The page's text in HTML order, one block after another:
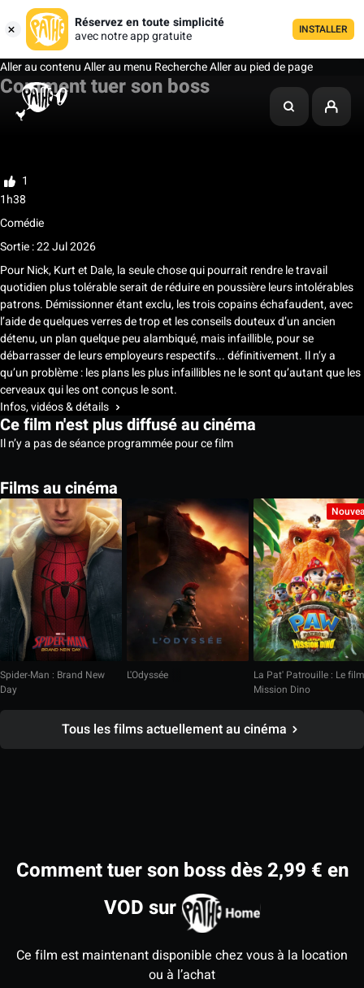
Réservez en toute simplicité
avec notre app gratuite
INSTALLER
Aller au contenuAller au menu RechercheAller au pied de page
Comment tuer son boss
Ma liste
1
1h38
Comédie
Sortie : 22 Jul 2026
Pour Nick, Kurt et Dale, la seule chose qui pourrait rendre le travail
quotidien plus tolérable serait de réduire en poussière leurs intolérables
patrons. Démissionner étant exclu, les trois copains échafaudent, avec
l’aide de quelques verres de trop et les conseils douteux d’un ancien
détenu, un plan quelque peu alambiqué, mais infaillible, pour se
débarrasser de leurs employeurs respectifs... définitivement. Il n’y a
qu’un problème : les plans les plus infaillibles ne le sont qu’autant que les
cerveaux qui les ont conçus le sont.
Infos, vidéos & détails
Ce film n'est plus diffusé au cinéma
Il n’y a pas de séance programmée pour ce film
Films au cinéma
Spider-Man : Brand New
Day
L'Odyssée
La Pat' Patrouille : Le film
Mission Dino
Tous les films actuellement au cinéma
Comment tuer son boss dès 2,99 € en
VOD sur
Ce film est maintenant disponible chez vous à la location
ou à l’achat